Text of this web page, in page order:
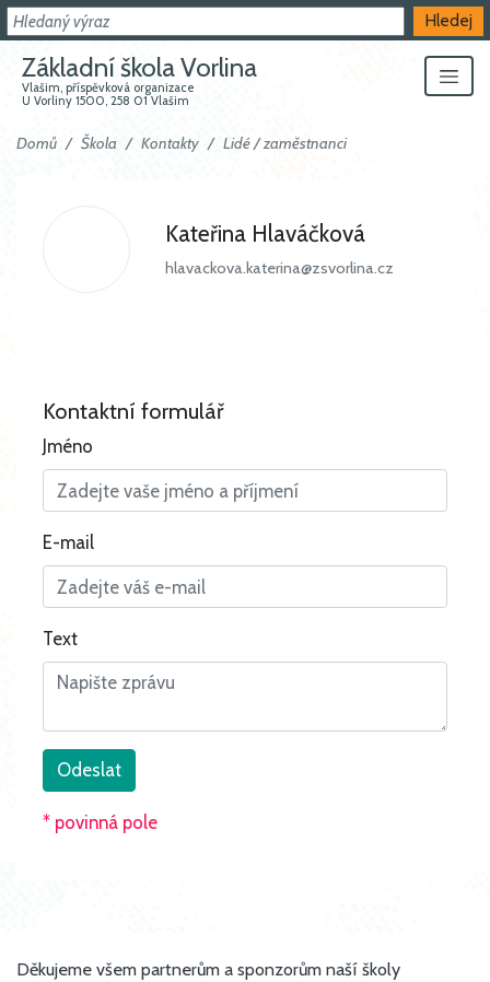
Hledat
Hledej
Základní škola Vorlina
Vlašim, příspěvková organizace
U Vorliny 1500, 258 01 Vlašim
Domů Škola Kontakty Lidé / zaměstnanci
Kateřina Hlaváčková
hlavackova.katerina@zsvorlina.cz
Kontaktní formulář
Jméno
E-mail
Text
* povinná pole
Děkujeme všem partnerům a sponzorům naší školy